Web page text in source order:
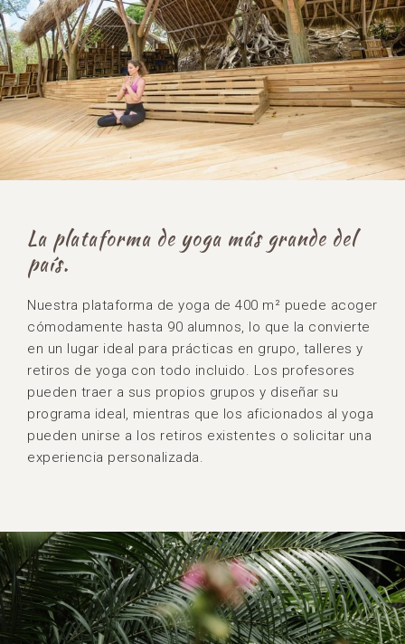
La plataforma de yoga más grande del
país.
Nuestra plataforma de yoga de 400 m² puede acoger
cómodamente hasta 90 alumnos, lo que la convierte
en un lugar ideal para prácticas en grupo, talleres y
retiros de yoga con todo incluido. Los profesores
pueden traer a sus propios grupos y diseñar su
programa ideal, mientras que los aficionados al yoga
pueden unirse a los retiros existentes o solicitar una
experiencia personalizada.